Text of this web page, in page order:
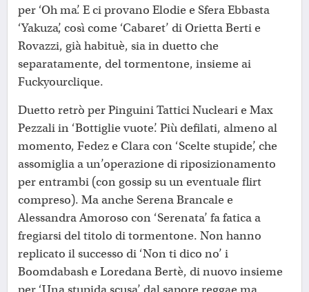
per ‘Oh ma’. E ci provano Elodie e Sfera Ebbasta
‘Yakuza’, così come ‘Cabaret’ di Orietta Berti e
Rovazzi, già habituè, sia in duetto che
separatamente, del tormentone, insieme ai
Fuckyourclique.
Duetto retrò per Pinguini Tattici Nucleari e Max
Pezzali in ‘Bottiglie vuote’. Più defilati, almeno al
momento, Fedez e Clara con ‘Scelte stupide’, che
assomiglia a un’operazione di riposizionamento
per entrambi (con gossip su un eventuale flirt
compreso). Ma anche Serena Brancale e
Alessandra Amoroso con ‘Serenata’ fa fatica a
fregiarsi del titolo di tormentone. Non hanno
replicato il successo di ‘Non ti dico no’ i
Boomdabash e Loredana Bertè, di nuovo insieme